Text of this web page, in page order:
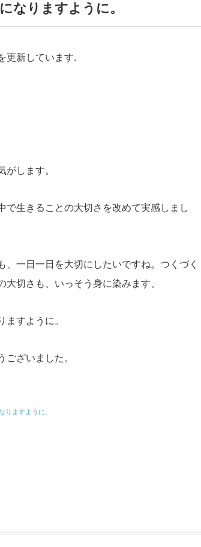
なりますように。
更新しています.
がします。
で生きることの大切さを改めて実感しまし
一日一日を大切にしたいですね。つくづく
切さも、いっそう身に染みます、
ますように。
ざいました。
りますように。